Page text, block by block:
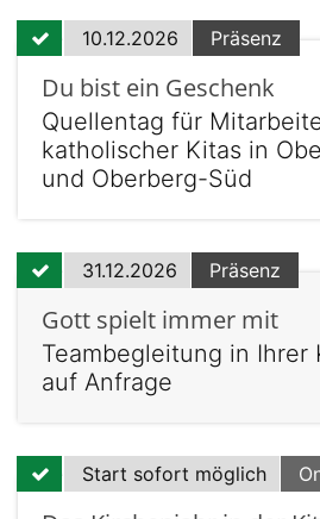
10.12.2026 Präsenz
Du bist ein Geschenk
Quellentag für
katholischer Kitas in
und Oberberg-Süd
31.12.2026 Präsenz
Gott spielt immer mit
Teambegleitung in Ihrer
auf Anfrage
Start sofort möglich